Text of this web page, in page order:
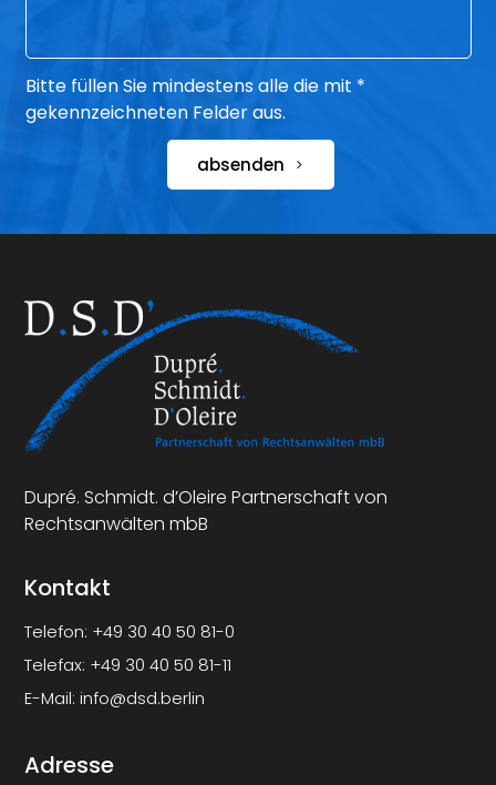
Bitte füllen Sie mindestens alle die mit *
gekennzeichneten Felder aus.
absenden
Dupré. Schmidt. d’Oleire Partnerschaft von
Rechtsanwälten mbB
Kontakt
Telefon: +49 30 40 50 81-0
Telefax: +49 30 40 50 81-11
E-Mail:info@dsd.berlin
Adresse